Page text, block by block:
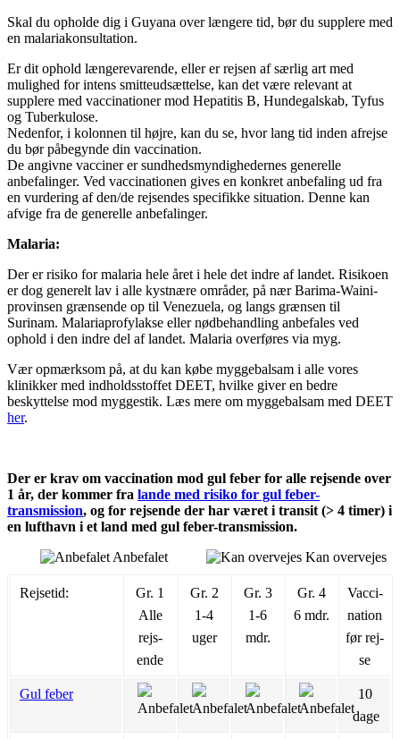
Skal du opholde dig i Guyana over længere tid, bør du supplere med
en malariakonsultation.
Er dit ophold længerevarende, eller er rejsen af særlig art med
mulighed for intens smitteudsættelse, kan det være relevant at
supplere med vaccinationer mod Hepatitis B, Hundegalskab, Tyfus
og Tuberkulose.
Nedenfor, i kolonnen til højre, kan du se, hvor lang tid inden afrejse
du bør påbegynde din vaccination.
De angivne vacciner er sundhedsmyndighedernes generelle
anbefalinger. Ved vaccinationen gives en konkret anbefaling ud fra
en vurdering af den/de rejsendes specifikke situation. Denne kan
afvige fra de generelle anbefalinger.
Malaria:
Der er risiko for malaria hele året i hele det indre af landet. Risikoen
er dog generelt lav i alle kystnære områder, på nær Barima-Waini-
provinsen grænsende op til Venezuela, og langs grænsen til
Surinam. Malariaprofylakse eller nødbehandling anbefales ved
ophold i den indre del af landet. Malaria overføres via myg.
Vær opmærksom på, at du kan købe myggebalsam i alle vores
klinikker med indholdsstoffet DEET, hvilke giver en bedre
beskyttelse mod myggestik. Læs mere om myggebalsam med DEET
her.
Der er krav om vaccination mod gul feber for alle rejsende over
1 år, der kommer fra lande med risiko for gul feber-
transmission, og for rejsende der har været i transit (> 4 timer) i
en lufthavn i et land med gul feber-transmission.
Anbefalet
Kan overvejes
Rejsetid:
Gr. 1
Alle
rejs­
ende
Gr. 2
1-4
uger
Gr. 3
1-6
mdr.
Gr. 4
6 mdr.
Vac­ci­
na­tion
før rej­
se
Gul feber
10
dage